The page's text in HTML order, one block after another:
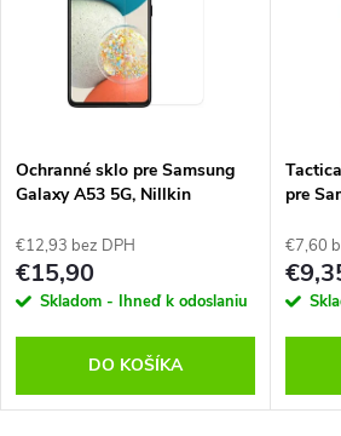
Ochranné sklo pre Samsung
Galaxy A53 5G, Nillkin
€12,93 bez DPH
€15,90
Skladom - Ihneď k odoslaniu
DO KOŠÍKA
pre
€7,60